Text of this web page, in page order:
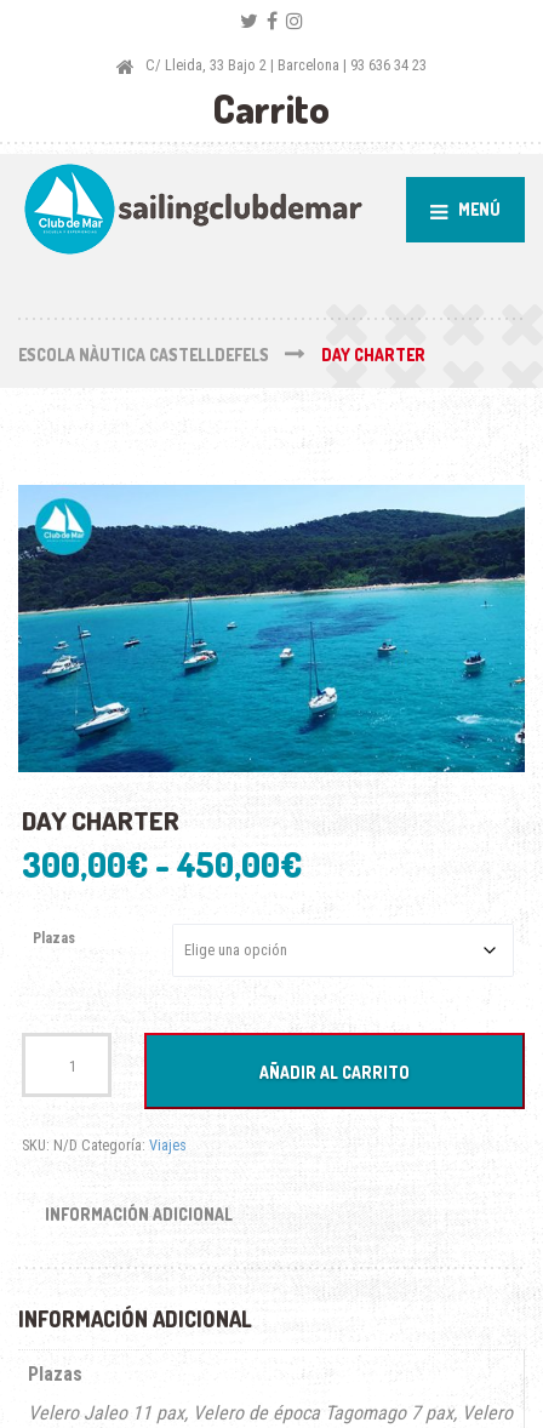
C/ Lleida, 33 Bajo 2 | Barcelona | 93 636 34 23
Carrito
MENÚ
ESCOLA NÀUTICA CASTELLDEFELS DAY CHARTER
DAY CHARTER
300,00€ -450,00€Rango
de
desde
300,00€
hasta
450,00€
Plazas
Day
AÑADIR AL CARRITO
SKU: N/D Categoría: Viajes
INFORMACIÓN ADICIONAL
INFORMACIÓN ADICIONAL
Plazas
Velero Jaleo 11 pax, Velero de época Tagomago 7 pax, Velero